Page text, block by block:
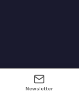
Fait avec ♥ en France |
Newsletter